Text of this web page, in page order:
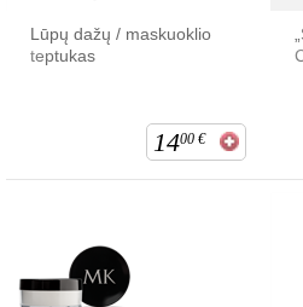
Lūpų dažų / maskuoklio
teptukas
1400 €